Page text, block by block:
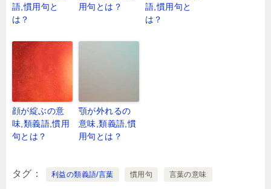
語,慣用句と
は？
用句とは？
語,慣用句と
は？
顔が綻ぶの意
味,類義語,慣用
句とは？
顎が外れるの
意味,類義語,慣
用句とは？
タグ 利益の類義語/言葉 慣用句 言葉の意味